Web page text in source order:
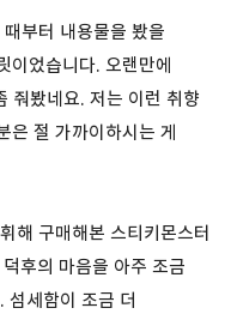
부터 내용물을 봤을
이었습니다. 오랜만에
줘봤네요. 저는 이런 취향
은 절 가까이하시는 게
해 구매해본 스티키몬스터
후의 마음을 아주 조금
섬세함이 조금 더